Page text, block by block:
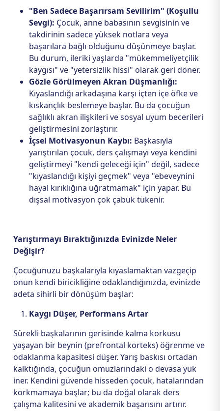
"Ben Sadece Başarırsam Sevilirim" (Koşullu
Sevgi): Çocuk, anne babasının sevgisinin ve
takdirinin sadece yüksek notlara veya
başarılara bağlı olduğunu düşünmeye başlar.
Bu durum, ileriki yaşlarda "mükemmeliyetçilik
kaygısı" ve "yetersizlik hissi" olarak geri döner.
Gözle Görülmeyen Akran Düşmanlığı:
Kıyaslandığı arkadaşına karşı içten içe öfke ve
kıskançlık beslemeye başlar. Bu da çocuğun
sağlıklı akran ilişkileri ve sosyal uyum becerileri
geliştirmesini zorlaştırır.
İçsel Motivasyonun Kaybı: Başkasıyla
yarıştırılan çocuk, ders çalışmayı veya kendini
geliştirmeyi "kendi geleceği için" değil, sadece
"kıyaslandığı kişiyi geçmek" veya "ebeveynini
hayal kırıklığına uğratmamak" için yapar. Bu
dışsal motivasyon çok çabuk tükenir.
Yarıştırmayı Bıraktığınızda Evinizde Neler
Değişir?
Çocuğunuzu başkalarıyla kıyaslamaktan vazgeçip
onun kendi biricikliğine odaklandığınızda, evinizde
adeta sihirli bir dönüşüm başlar:
Kaygı Düşer, Performans Artar
Sürekli başkalarının gerisinde kalma korkusu
yaşayan bir beynin (prefrontal korteks) öğrenme ve
odaklanma kapasitesi düşer. Yarış baskısı ortadan
kalktığında, çocuğun omuzlarındaki o devasa yük
iner. Kendini güvende hisseden çocuk, hatalarından
korkmamaya başlar; bu da doğal olarak ders
çalışma kalitesini ve akademik başarısını artırır.